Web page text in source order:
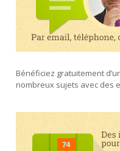
Bénéficiez gratuitement
nombreux sujets avec des